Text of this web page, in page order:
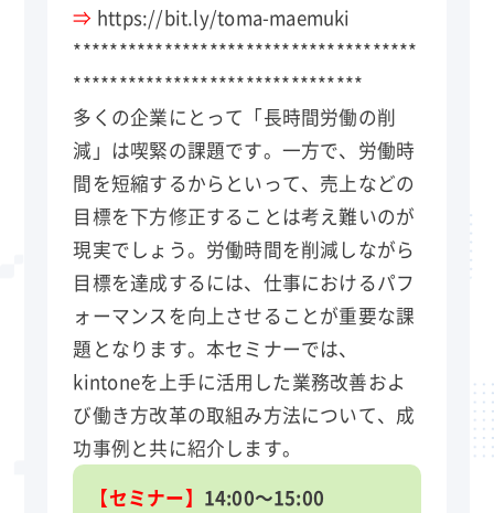
⇒ https://bit.ly/toma-maemuki
**************************************
********************************
多くの企業にとって「長時間労働の削
減」は喫緊の課題です。一方で、労働時
間を短縮するからといって、売上などの
目標を下方修正することは考え難いのが
現実でしょう。労働時間を削減しながら
目標を達成するには、仕事におけるパフ
ォーマンスを向上させることが重要な課
題となります。本セミナーでは、
kintoneを上手に活用した業務改善およ
び働き方改革の取組み方法について、成
功事例と共に紹介します。
【セミナー】 14:00～15:00